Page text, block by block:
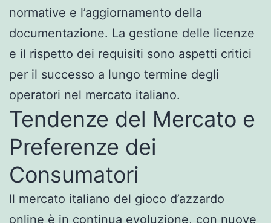
normative e l’aggiornamento della
documentazione. La gestione delle licenze
e il rispetto dei requisiti sono aspetti critici
per il successo a lungo termine degli
operatori nel mercato italiano.
Tendenze del Mercato e
Preferenze dei
Consumatori
Il mercato italiano del gioco d’azzardo
online è in continua evoluzione, con nuove